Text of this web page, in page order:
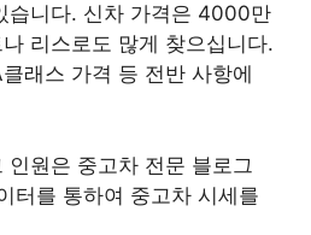
습니다. 신차 가격은 4000만
리스로도 많게 찾으십니다.
래스 가격 등 전반 사항에
인원은 중고차 전문 블로그
터를 통하여 중고차 시세를